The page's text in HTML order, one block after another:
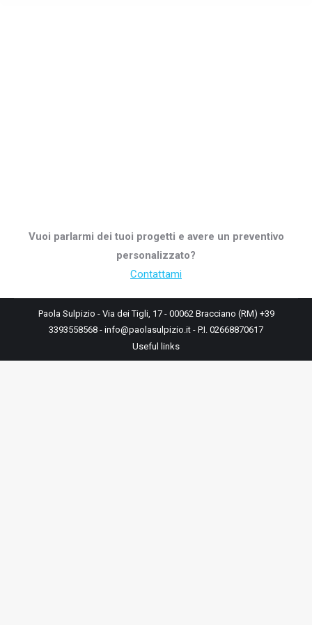
Vuoi parlarmi dei tuoi progetti e avere un preventivo
personalizzato?
Contattami
Paola Sulpizio - Via dei Tigli, 17 - 00062 Bracciano (RM) +39
3393558568 - info@paolasulpizio.it - P.I. 02668870617
Useful links